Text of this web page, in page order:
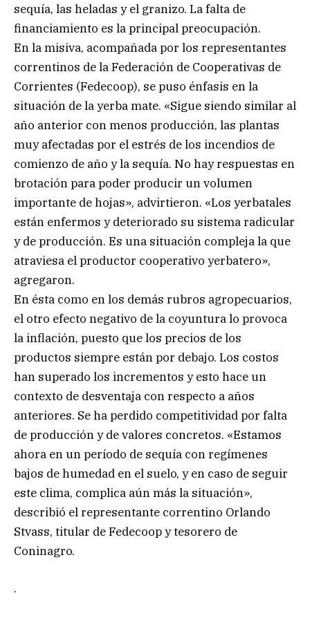
sequía, las heladas y el granizo. La falta de
financiamiento es la principal preocupación.
En la misiva, acompañada por los representantes
correntinos de la Federación de Cooperativas de
Corrientes (Fedecoop), se puso énfasis en la
situación de la yerba mate. «Sigue siendo similar al
año anterior con menos producción, las plantas
muy afectadas por el estrés de los incendios de
comienzo de año y la sequía. No hay respuestas en
brotación para poder producir un volumen
importante de hojas», advirtieron. «Los yerbatales
están enfermos y deteriorado su sistema radicular
y de producción. Es una situación compleja la que
atraviesa el productor cooperativo yerbatero»,
agregaron.
En ésta como en los demás rubros agropecuarios,
el otro efecto negativo de la coyuntura lo provoca
la inflación, puesto que los precios de los
productos siempre están por debajo. Los costos
han superado los incrementos y esto hace un
contexto de desventaja con respecto a años
anteriores. Se ha perdido competitividad por falta
de producción y de valores concretos. «Estamos
ahora en un período de sequía con regímenes
bajos de humedad en el suelo, y en caso de seguir
este clima, complica aún más la situación»,
describió el representante correntino Orlando
Stvass, titular de Fedecoop y tesorero de
Coninagro.
.